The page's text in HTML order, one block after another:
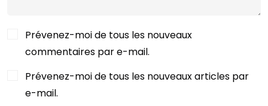
Prévenez-moi de tous les nouveaux
commentaires par e-mail.
Prévenez-moi de tous les nouveaux articles par
e-mail.